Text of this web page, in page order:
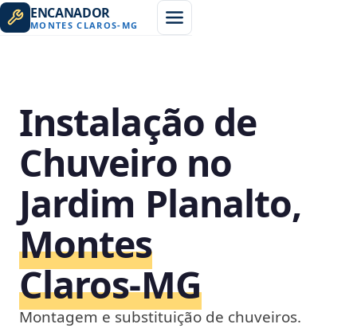
ENCANADOR
MONTES CLAROS- MG
Instalação de
Chuveiro no
Jardim Planalto,
Montes
Claros‑MG
Montagem e substituição de chuveiros.